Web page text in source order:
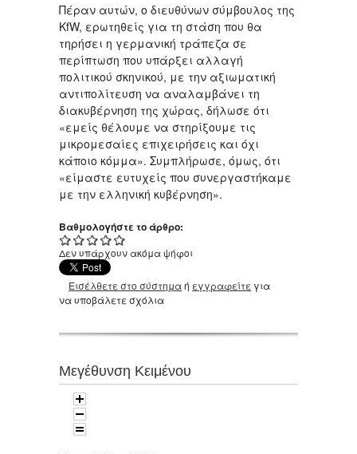
Πέραν αυτών, ο διευθύνων σύμβουλος της
KfW, ερωτηθείς για τη στάση που θα
τηρήσει η γερμανική τράπεζα σε
περίπτωση που υπάρξει αλλαγή
πολιτικού σκηνικού, με την αξιωματική
αντιπολίτευση να αναλαμβάνει τη
διακυβέρνηση της χώρας, δήλωσε ότι
«εμείς θέλουμε να στηρίξουμε τις
μικρομεσαίες επιχειρήσεις και όχι
κάποιο κόμμα». Συμπλήρωσε, όμως, ότι
«είμαστε ευτυχείς που συνεργαστήκαμε
με την ελληνική κυβέρνηση».
Βαθμολογήστε το άρθρο:
Δεν υπάρχουν ακόμα ψήφοι
Εισέλθετε στο σύστημαή εγγραφείτε για
να υποβάλετε σχόλια
Μεγέθυνση Κειμένου